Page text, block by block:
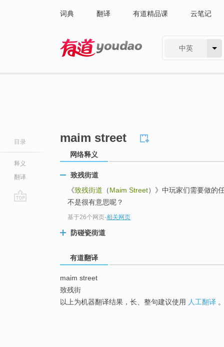
词典 翻译 有道精品课 云笔记
中英
目录
释义
翻译
maim street
网络释义
致残街道
《致残街道 （Maim Street）》中玩家们需要做的
不是很有意思呢？
基于26个网页-相关网页
防碰瓷街道
有道翻译
maim street
致残街
以上为机器翻译结果，长、整句建议使用 人工翻译